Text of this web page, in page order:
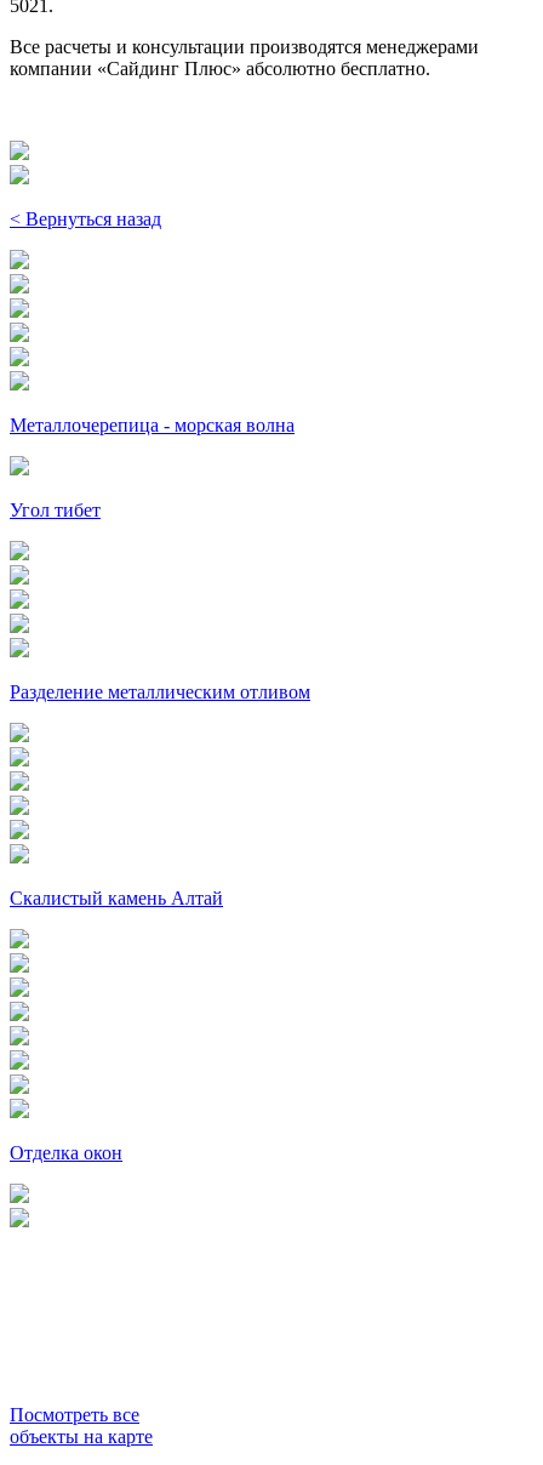
5021.
Все расчеты и консультации производятся менеджерами
компании «Сайдинг Плюс» абсолютно бесплатно.
< Вернуться назад
Металлочерепица - морская волна
Угол тибет
Разделение металлическим отливом
Cкалистый камень Алтай
Отделка окон
Посмотреть все
объекты на карте